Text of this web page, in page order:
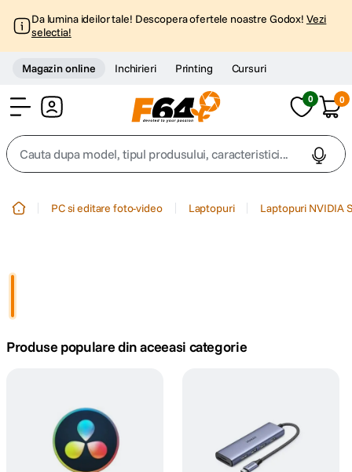
Da lumina ideilor tale! Descopera ofertele noastre Godox! Vezi
selectia!
Magazin online Inchirieri Printing Cursuri
0 0
Cauta dupa model, tipul produsului, caracteristici...
4. peak design
lavaliera
card memorie
PC si editare foto-video Laptopuri Laptopuri NVIDIA
Produse populare din aceeasi categorie